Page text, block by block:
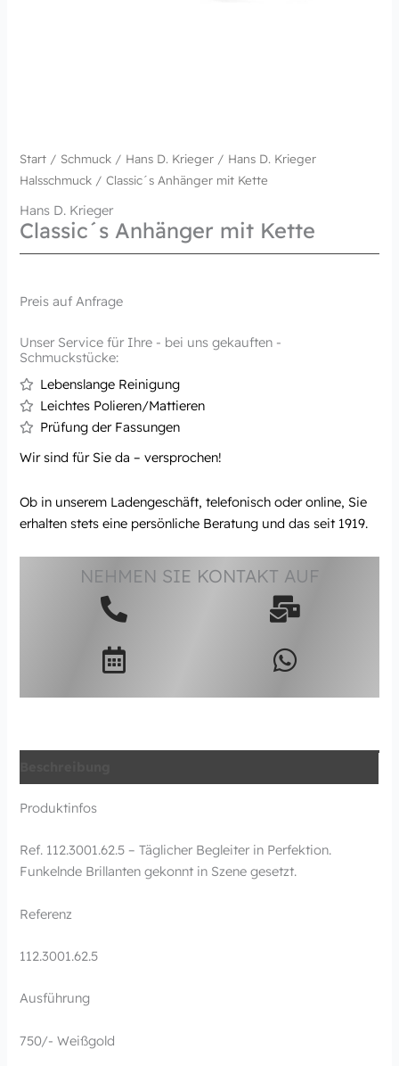
Start / Schmuck / Hans D. Krieger / Hans D. Krieger
Halsschmuck / Classic´s Anhänger mit Kette
Hans D. Krieger
Classic´s Anhänger mit Kette
Preis auf Anfrage
Unser Service für Ihre - bei uns gekauften -
Schmuckstücke:
Lebenslange Reinigung
Leichtes Polieren/Mattieren
Prüfung der Fassungen
Wir sind für Sie da – versprochen!
Ob in unserem Ladengeschäft, telefonisch oder online, Sie
erhalten stets eine persönliche Beratung und das seit 1919.
NEHMEN SIE KONTAKT AUF
Produktinfos
Ref. 112.3001.62.5 – Täglicher Begleiter in Perfektion.
Funkelnde Brillanten gekonnt in Szene gesetzt.
Referenz
112.3001.62.5
Ausführung
750/- Weißgold